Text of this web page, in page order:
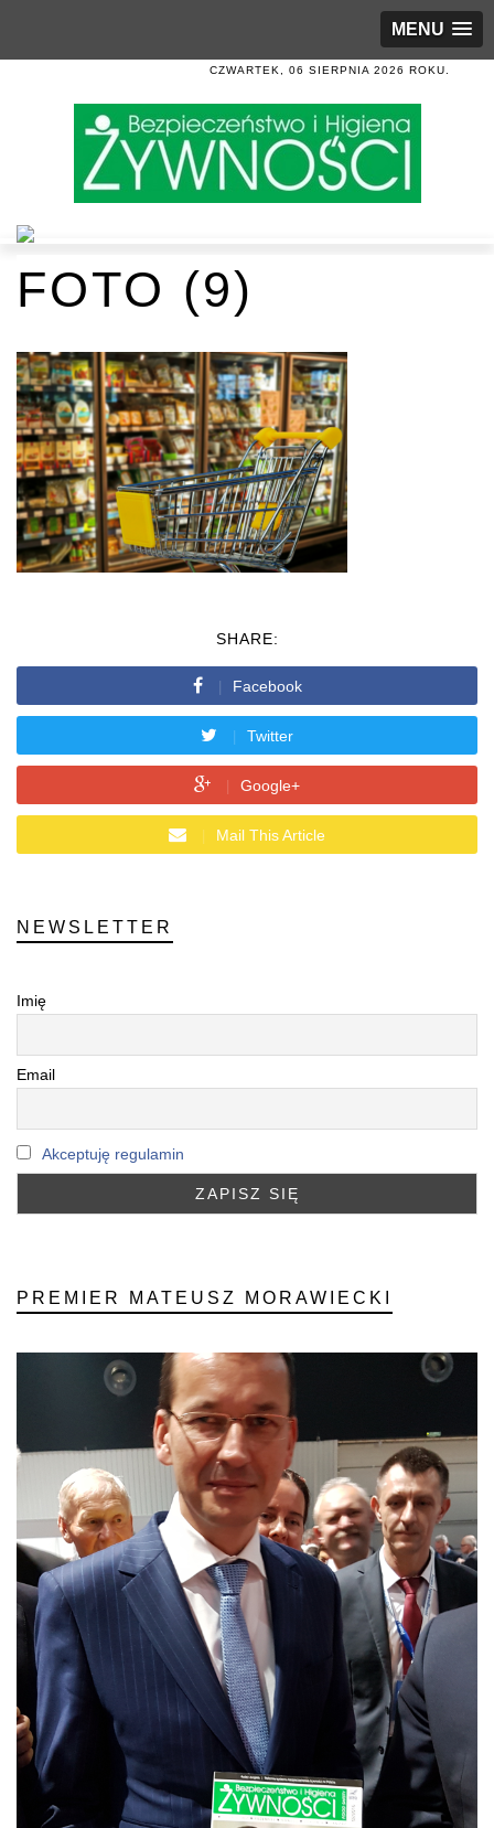
MENU
CZWARTEK, 06 SIERPNIA 2026 ROKU.
FOTO (9)
SHARE:
Facebook
Twitter
Google+
Mail This Article
NEWSLETTER
Imię
Email
Akceptuję regulamin
PREMIER MATEUSZ MORAWIECKI